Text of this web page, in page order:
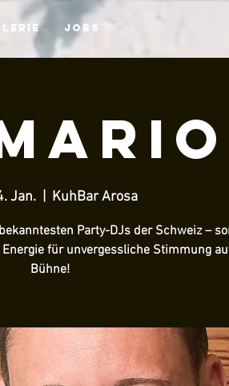
Jobs
Jan.
  |
KuhBar Arosa
Party-DJs der Schweiz –
für unvergessliche Stimmung
Bühne!